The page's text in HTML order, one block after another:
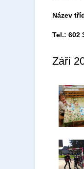
Název
Tel.: 602
Září